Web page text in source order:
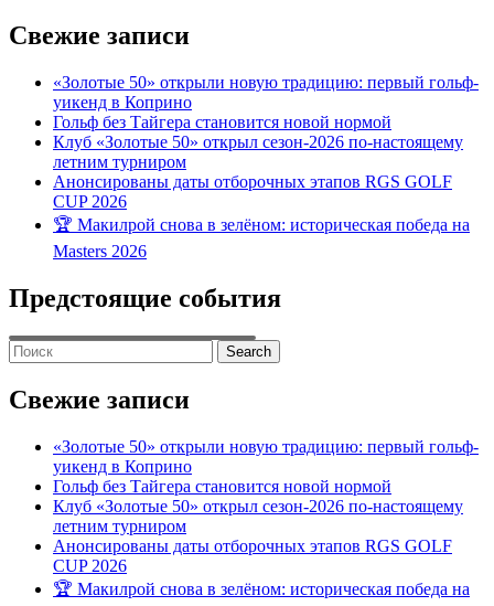
Свежие записи
«Золотые 50» открыли новую традицию: первый гольф-
уикенд в Коприно
Гольф без Тайгера становится новой нормой
Клуб «Золотые 50» открыл сезон-2026 по-настоящему
летним турниром
Анонсированы даты отборочных этапов RGS GOLF
CUP 2026
🏆 Макилрой снова в зелёном: историческая победа на
Masters 2026
Предстоящие события
Search
for:
Свежие записи
«Золотые 50» открыли новую традицию: первый гольф-
уикенд в Коприно
Гольф без Тайгера становится новой нормой
Клуб «Золотые 50» открыл сезон-2026 по-настоящему
летним турниром
Анонсированы даты отборочных этапов RGS GOLF
CUP 2026
🏆 Макилрой снова в зелёном: историческая победа на